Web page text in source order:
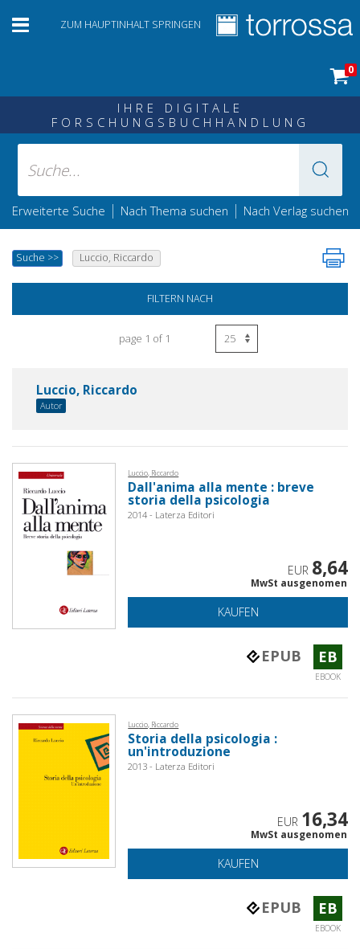
ZUM HAUPTINHALT SPRINGEN
0
IHRE DIGITALE
FORSCHUNGSBUCHHANDLUNG
Erweiterte Suche | Nach Thema suchen | Nach Verlag suchen
Suche >> Luccio, Riccardo
FILTERN NACH
page 1 of 1
Luccio, Riccardo
Autor
Luccio, Riccardo
Dall'anima alla mente : breve
storia della psicologia
2014 - Laterza Editori
EUR 8,64
MwSt ausgenomen
KAUFEN
EPUB EB
EBOOK
Luccio, Riccardo
Storia della psicologia :
un'introduzione
2013 - Laterza Editori
EUR 16,34
MwSt ausgenomen
KAUFEN
EPUB EB
EBOOK